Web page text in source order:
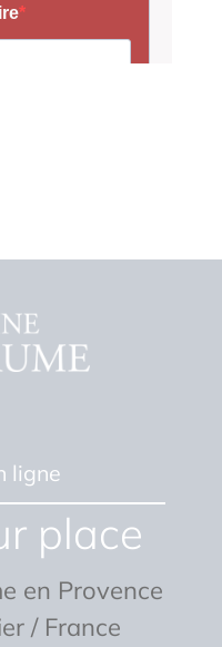
ligne
place
en Provence
/ France